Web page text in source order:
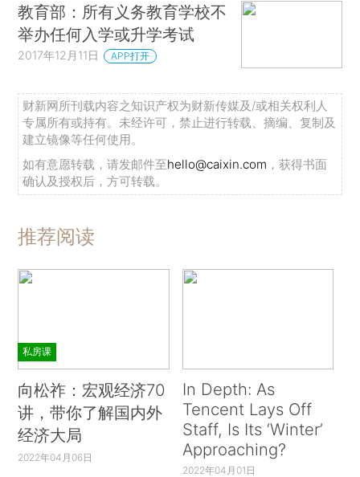
教育部：所有义务教育学校不
举办任何入学或升学考试
2017年12月11日 APP打开
财新网所刊载内容之知识产权为财新传媒及/或相关权利人
专属所有或持有。未经许可，禁止进行转载、摘编、复制及
建立镜像等任何使用。
如有意愿转载，请发邮件至hello@caixin.com ，获得书面
确认及授权后，方可转载。
推荐阅读
私房课
向松祚：宏观经济70
讲，带你了解国内外
经济大局
2022年04月06日
In Depth: As
Tencent Lays Off
Staff, Is Its ‘Winter’
Approaching?
2022年04月01日